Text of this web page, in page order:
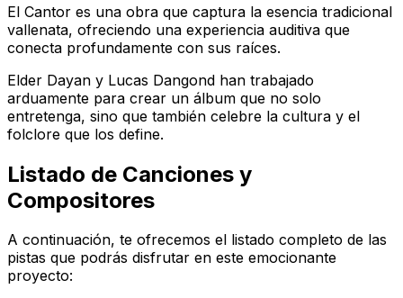
El Cantor es una obra que captura la esencia tradicional
vallenata, ofreciendo una experiencia auditiva que
conecta profundamente con sus raíces.
Elder Dayan y Lucas Dangond han trabajado
arduamente para crear un álbum que no solo
entretenga, sino que también celebre la cultura y el
folclore que los define.
Listado de Canciones y
Compositores
A continuación, te ofrecemos el listado completo de las
pistas que podrás disfrutar en este emocionante
proyecto: